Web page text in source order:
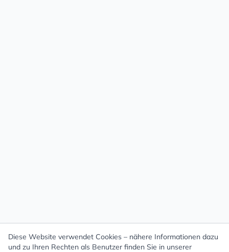
Diese Website verwendet Cookies – nähere Informationen dazu
und zu Ihren Rechten als Benutzer finden Sie in unserer